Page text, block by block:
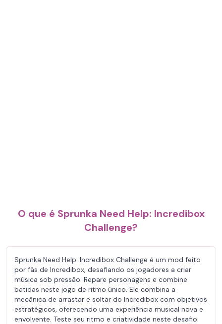
O que é Sprunka Need Help: Incredibox
Challenge?
Sprunka Need Help: Incredibox Challenge é um mod feito
por fãs de Incredibox, desafiando os jogadores a criar
música sob pressão. Repare personagens e combine
batidas neste jogo de ritmo único. Ele combina a
mecânica de arrastar e soltar do Incredibox com objetivos
estratégicos, oferecendo uma experiência musical nova e
envolvente. Teste seu ritmo e criatividade neste desafio